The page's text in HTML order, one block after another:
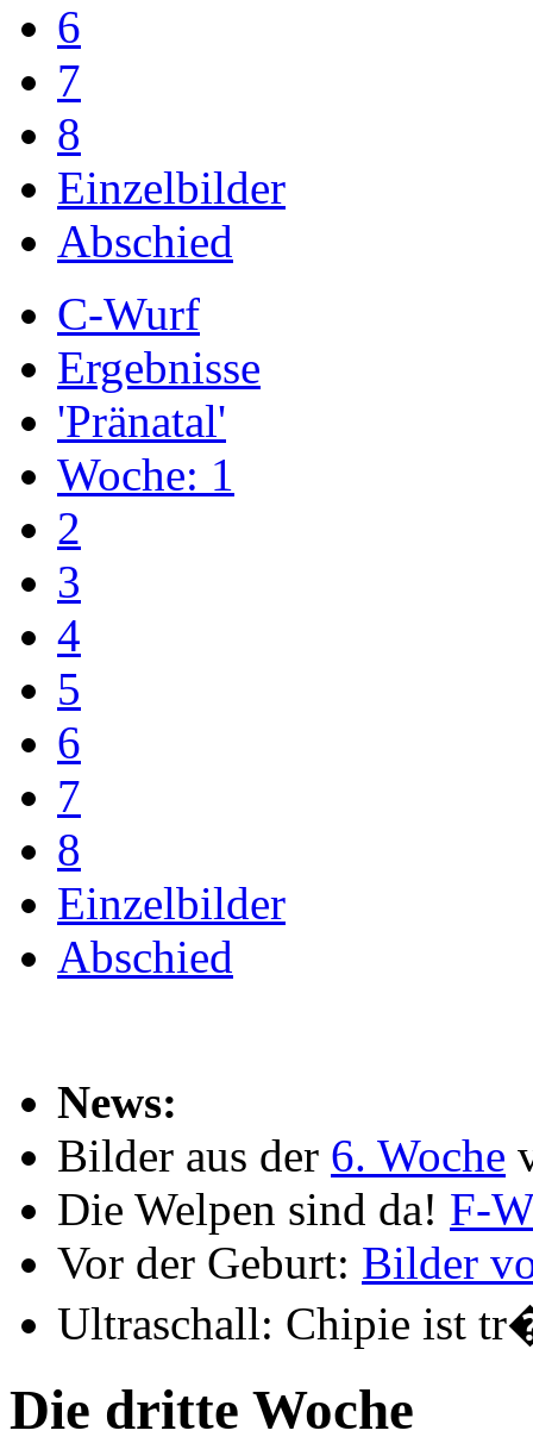
6
7
8
Einzelbilder
Abschied
C-Wurf
Ergebnisse
'Pränatal'
Woche: 1
2
3
4
5
6
7
8
Einzelbilder
Abschied
News:
Bilder aus der 6. Woche
Die Welpen sind da! F-
Vor der Geburt: Bilder
Ultraschall: Chipie ist
Die dritte Woche